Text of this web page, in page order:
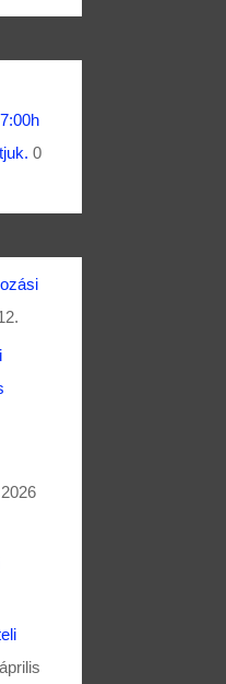
0
2026